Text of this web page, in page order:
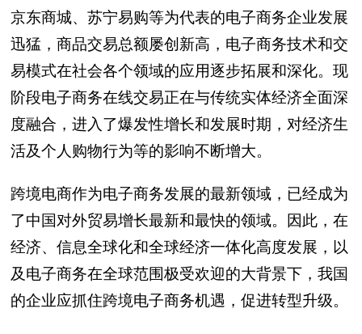
京东商城、苏宁易购等为代表的电子商务企业发展
迅猛，商品交易总额屡创新高，电子商务技术和交
易模式在社会各个领域的应用逐步拓展和深化。现
阶段电子商务在线交易正在与传统实体经济全面深
度融合，进入了爆发性增长和发展时期，对经济生
活及个人购物行为等的影响不断增大。
跨境电商作为电子商务发展的最新领域，已经成为
了中国对外贸易增长最新和最快的领域。因此，在
经济、信息全球化和全球经济一体化高度发展，以
及电子商务在全球范围极受欢迎的大背景下，我国
的企业应抓住跨境电子商务机遇，促进转型升级。